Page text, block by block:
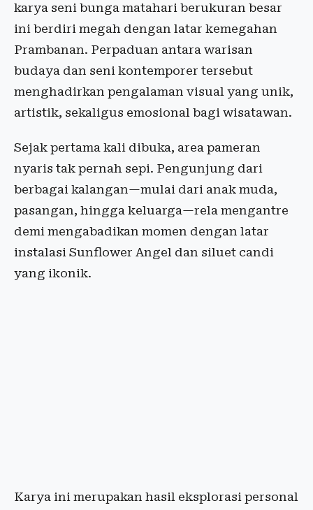
karya seni bunga matahari berukuran besar
ini berdiri megah dengan latar kemegahan
Prambanan. Perpaduan antara warisan
budaya dan seni kontemporer tersebut
menghadirkan pengalaman visual yang unik,
artistik, sekaligus emosional bagi wisatawan.
Sejak pertama kali dibuka, area pameran
nyaris tak pernah sepi. Pengunjung dari
berbagai kalangan—mulai dari anak muda,
pasangan, hingga keluarga—rela mengantre
demi mengabadikan momen dengan latar
instalasi Sunflower Angel dan siluet candi
yang ikonik.
Karya ini merupakan hasil eksplorasi personal